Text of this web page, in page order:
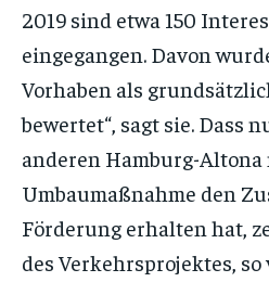
2019 sind etwa 150
eingegangen. Davon
Vorhaben als
bewertet“, sagt sie. Dass
anderen Hamburg-
Umbaumaßnahme den
Förderung erhalten hat,
des Verkehrsprojektes,